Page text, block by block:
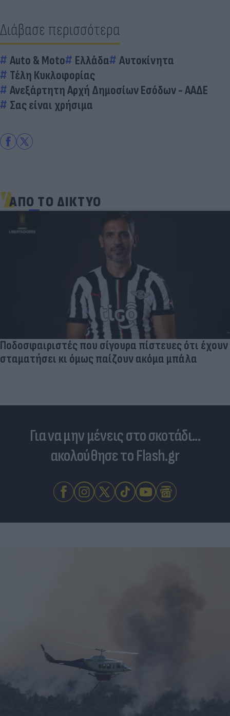
Διάβασε περισσότερα
Auto & Moto Ελλάδα
Αυτοκίνητα
Τέλη Κυκλοφορίας
Ανεξάρτητη Αρχή Δημοσίων Εσόδων - ΑΑΔΕ
Σας είναι χρήσιμα
ΑΠΟ ΤΟ ΔΙΚΤΥΟ
Ποδοσφαιριστές που σίγουρα πίστευες ότι έχουν
σταματήσει κι όμως παίζουν ακόμα μπάλα
Για να μην μένεις στο σκοτάδι...
ακολούθησε το Flash.gr